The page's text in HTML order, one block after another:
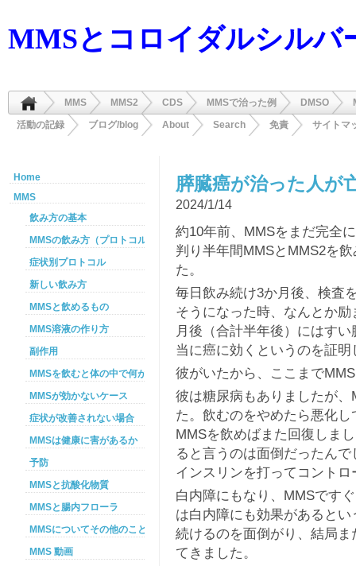
MMSとコロイダルシルバ
MMS MMS2 CDS MMSで治った例 DMSO
活動の記録
ブログ/blog About Search 免責 サイトマ
膵臓癌が治った人が
2024/1/14
約10年前、MMSをまだ完全
判り半年間MMSとMMS2を
た。
毎日飲み続け3か月後、検査
そうになった時、なんとか
月後（合計半年後）にはす
当に癌に効くというのを証
彼がいたから、ここまで
彼は糖尿病もありましたが
た。飲むのをやめたら悪化
MMSを飲めばまた回復しま
ると言うのは面倒だったん
インスリンを打ってコント
白内障にもなり、MMSです
は白内障にも効果があると
続けるのを面倒がり、結局
てきました。
Home
MMS
飲み方の基本
MMSの飲み方（プロトコル）
症状別プロトコル
新しい飲み方
MMSと飲めるもの
MMS溶液の作り方
副作用
MMSを飲むと体の中で何が起こるか
MMSが効かないケース
症状が改善されない場合
MMSは健康に害があるか
予防
MMSと抗酸化物質
MMSと腸内フローラ
MMSについてその他のこと
MMS 動画